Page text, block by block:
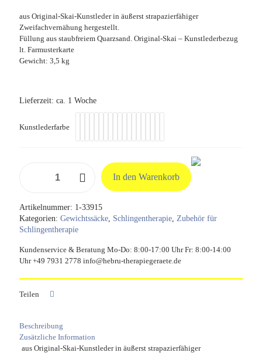
aus Original-Skai-Kunstleder in äußerst strapazierfähiger
Zweifachvernähung hergestellt.
Füllung aus staubfreiem Quarzsand. Original-Skai – Kunstlederbezug
lt. Farmusterkarte
Gewicht: 3,5 kg
Lieferzeit: ca. 1 Woche
Kunstlederfarbe
Original
Skai
Kunstleder
-
3,5
Menge
In den Warenkorb
Artikelnummer: 1-33915
Kategorien: Gewichtssäcke, Schlingentherapie, Zubehör für
Schlingentherapie
Kundenservice & Beratung Mo-Do: 8:00-17:00 Uhr Fr: 8:00-14:00
Uhr +49 7931 2778 info@hebru-therapiegeraete.de
Teilen
Beschreibung
Zusätzliche Information
aus Original-Skai-Kunstleder in äußerst strapazierfähiger